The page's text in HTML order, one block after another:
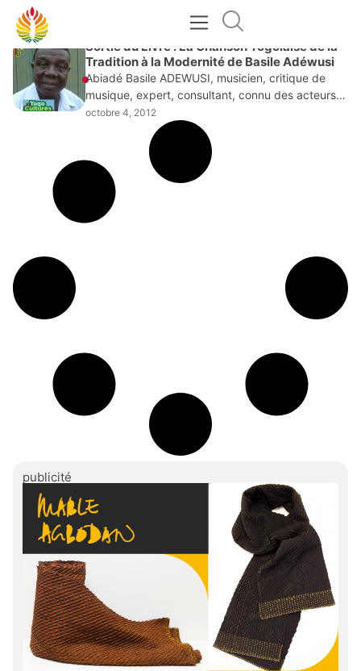
OCTOBRE 4, 2012
Sortie du Livre : La Chanson Togolaise de la
Tradition à la Modernité de Basile Adéwusi
Abiadé Basile ADEWUSI, musicien, critique de
musique, expert, consultant, connu des acteurs
culturels togolais et internationaux pour avoir
présidé l’UNAM (Union Nationale des Artistes
Musiciens) et actuel président du SARIAC
octobre 4, 2012
publicité